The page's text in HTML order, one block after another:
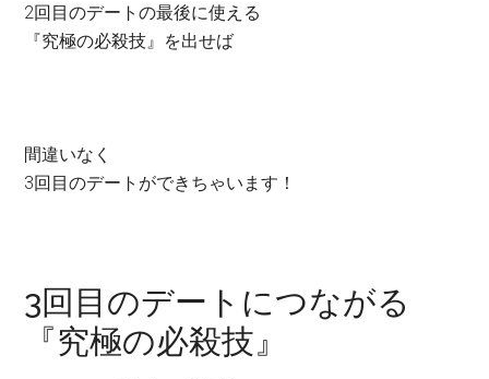
2回目のデートの最後に使える
『究極の必殺技』を出せば
間違いなく
3回目のデートができちゃいます！
3回目のデートにつながる
『究極の必殺技』